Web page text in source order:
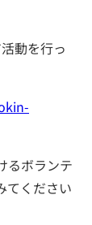
動を行っ
るボランテ
てください